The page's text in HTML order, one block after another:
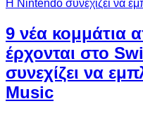
9 νέα κομμάτια
έρχονται στο
συνεχίζει να
Music